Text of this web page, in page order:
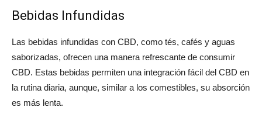
Bebidas Infundidas
Las bebidas infundidas con CBD, como tés, cafés y aguas
saborizadas, ofrecen una manera refrescante de consumir
CBD. Estas bebidas permiten una integración fácil del CBD en
la rutina diaria, aunque, similar a los comestibles, su absorción
es más lenta.